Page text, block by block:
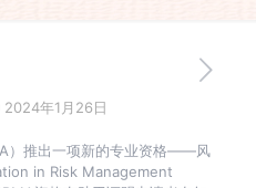
2024年1月26日
）推出一项新的专业资格——风
in Risk Management